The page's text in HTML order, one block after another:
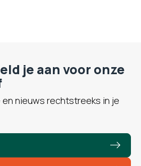
je aan voor onze
nieuws rechtstreeks in je